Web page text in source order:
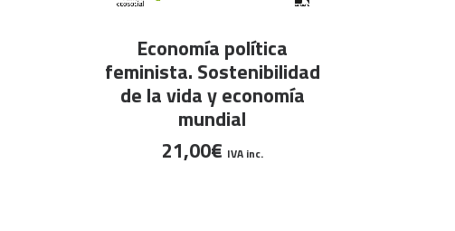
AÑADIR AL CARRITO
Economía política
feminista. Sostenibilidad
de la vida y economía
mundial
21,00€ IVA inc.